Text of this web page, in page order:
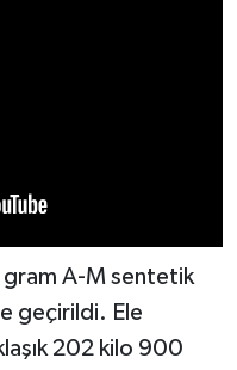
gram A-M sentetik
geçirildi. Ele
202 kilo 900